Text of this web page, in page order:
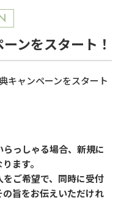
ンをスタート！
キャンペーンをスタート
っしゃる場合、新規に
ます。
ご希望で、同時に受付
旨をお伝えいただけれ